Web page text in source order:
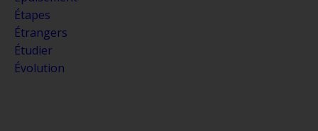
Étapes
Étrangers
Étudier
Évolution